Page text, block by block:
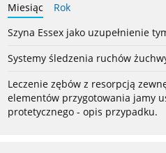
Miesiąc
Rok
Szyna Essex jako uzupełnienie
Systemy śledzenia ruchów
Leczenie zębów z resorpcją
elementów przygotowania jamy
protetycznego - opis przypadku.